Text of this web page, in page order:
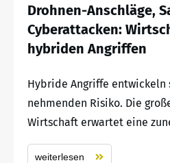
Drohnen-Anschläge,
Cyberattacken:
hybriden Angriffen
Hybride Angriffe entwickeln
nehmenden Risiko. Die
Wirtschaft erwartet eine
weiterlesen